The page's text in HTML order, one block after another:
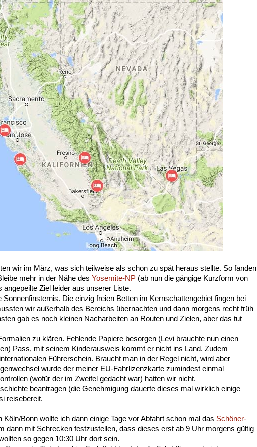
wir im März, was sich teilweise als schon zu spät heraus stellte. So fanden
mehr in der Nähe des Yosemite-NP (ab nun die gängige Kurzform von
angepeilte Ziel leider aus unserer Liste.
Sonnenfinsternis. Die einzig freien Betten im Kernschattengebiet fingen bei
wir außerhalb des Bereichs übernachten und dann morgens recht früh
gab es noch kleinen Nacharbeiten an Routen und Zielen, aber das tut
zu klären. Fehlende Papiere besorgen (Levi brauchte nun einen
Pass, mit seinem Kinderausweis kommt er nicht ins Land. Zudem
Führerschein. Braucht man in der Regel nicht, wird aber
wurde der meiner EU-Fahrlizenzkarte zumindest einmal
(wofür der im Zweifel gedacht war) hatten wir nicht.
beantragen (die Genehmigung dauerte dieses mal wirklich einige
reisebereit.
Köln/Bonn wollte ich dann einige Tage vor Abfahrt schon mal das Schöner-
dann mit Schrecken festzustellen, dass dieses erst ab 9 Uhr morgens gültig
so gegen 10:30 Uhr dort sein.